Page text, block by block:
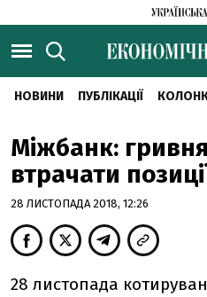
НОВИНИ ПУБЛІКАЦІЇ
Міжбанк:
втрачати
28 ЛИСТОПАДА 2018, 12:26
28 листопада